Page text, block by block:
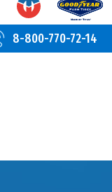
8-800-770-72-14